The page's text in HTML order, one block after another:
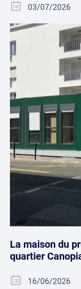
03/07/2026
La maison du
quartier
16/06/2026